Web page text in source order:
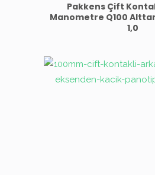
Pakkens Çift
Manometre Q100
1,0